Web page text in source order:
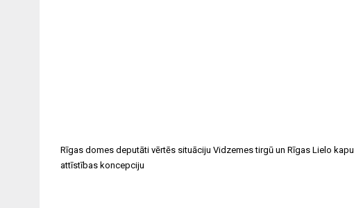
Rīgas domes deputāti vērtēs situāciju Vidzemes tirgū un Rīgas Lielo kapu
attīstības koncepciju